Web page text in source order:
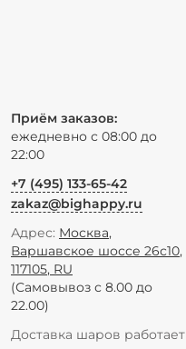
Приём заказов:
ежедневно с 08:00 до
22:00
+7 (495) 133-65-42
zakaz@bighappy.ru
Адрес: Москва,
Варшавское шоссе 26с10,
117105, RU
(Самовывоз с 8.00 до
22.00)
Доставка шаров работает